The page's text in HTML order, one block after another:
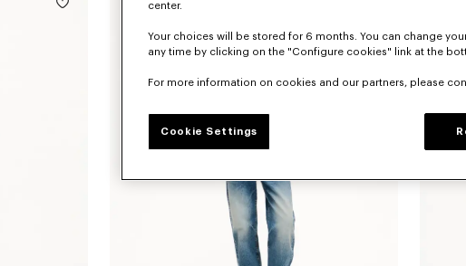
center.
Your choices will be stored for 6 months. You can change
any time by clicking on the "Configure cookies" link at the
For more information on cookies and our partners, please
Cookie Settings